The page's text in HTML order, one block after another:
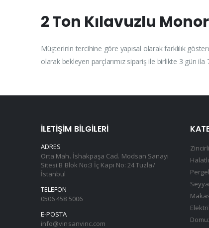
2 Ton Kılavuzlu
Müşterinin tercihine göre yapısal olarak farklılık
olarak bekleyen parçlarımız sipariş ile birlikte 3 gün
İLETIŞIM BILGILERI
ADRES
Orta Mah. İshakpaşa Cad. Modsan Sanayi
Sitesi B Blok No:3 İç Kapı No: 24 Tuzla/
İstanbul
TELEFON
0506 458 5006
E-POSTA
info@vinsanvinc.com